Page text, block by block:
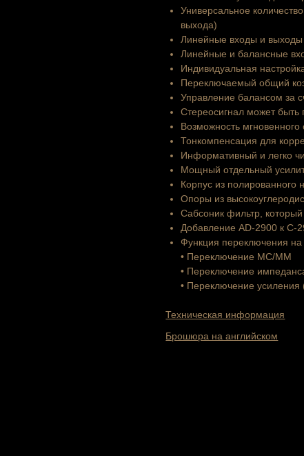
Универсальное
выхода)
Линейные входы и
Линейные и балансные
Индивидуальная
Переключаемый общий
Управление балансом за
Стереосигнал может
Возможность
Тонкомпенсация для
Информативный и легко
Мощный отдельный
Корпус из полированного
Опоры из
Сабсоник фильтр,
Добавление AD-2900 кC-
Функция переключения
• Переключение MC/MM
• Переключение
• Переключение
Техническая информация
Брошюра на английском